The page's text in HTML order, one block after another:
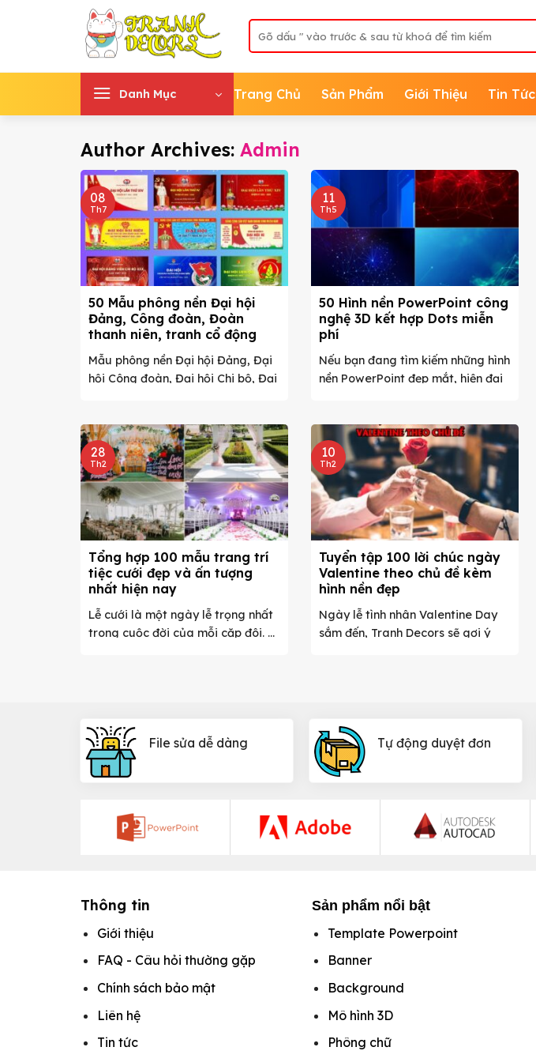
Tìm
kiếm:
Danh Mục Trang Chủ Sản Phẩm Giới Thiệu Tin Tức
Author Archives: Admin
50 Mẫu phông nền Đại hội
Đảng, Công đoàn, Đoàn
thanh niên, tranh cổ động
đẹp
Mẫu phông nền Đại hội Đảng, Đại
hội Công đoàn, Đại hội Chi bộ, Đại
08
Th7
50 Hình nền PowerPoint công
nghệ 3D kết hợp Dots miễn
phí
Nếu bạn đang tìm kiếm những hình
nền PowerPoint đẹp mắt, hiện đại
11
Th5
Tổng hợp 100 mẫu trang trí
tiệc cưới đẹp và ấn tượng
nhất hiện nay
Lễ cưới là một ngày lễ trọng nhất
trong cuộc đời của mỗi cặp đôi. ...
28
Th2
Tuyển tập 100 lời chúc ngày
Valentine theo chủ đề kèm
hình nền đẹp
Ngày lễ tình nhân Valentine Day
sắm đến, Tranh Decors sẽ gợi ý
10
Th2
File sửa dễ dàng Tự động duyệt đơn
Thông tin
Giới thiệu
FAQ - Câu hỏi thường gặp
Chính sách bảo mật
Liên hệ
Tin tức
Sản phẩm nổi bật
Template Powerpoint
Banner
Background
Mô hình 3D
Phông chữ